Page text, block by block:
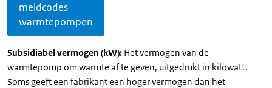
meldcodes
warmtepompen
Subsidiabel vermogen (kW): Het vermogen van de
warmtepomp om warmte af te geven, uitgedrukt in kilowatt.
Soms geeft een fabrikant een hoger vermogen dan het